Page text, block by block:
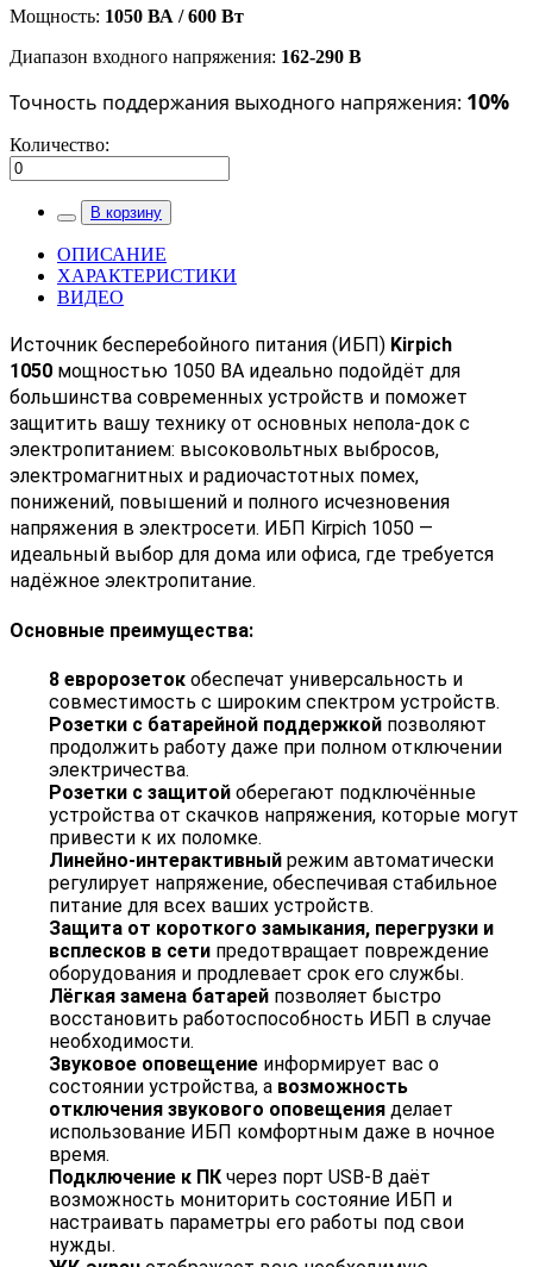
Мощность: 1050 ВА / 600 Вт
Диапазон входного напряжения: 162-290 В
Точность поддержания выходного напряжения: 10%
Количество:
В корзину
ОПИСАНИЕ
ХАРАКТЕРИСТИКИ
ВИДЕО
Источник бесперебойного питания (ИБП) Kirpich
1050 мощностью 1050 ВА идеально подойдёт для
большинства современных устройств и поможет
защитить вашу технику от основных непола-док с
электропитанием: высоковольтных выбросов,
электромагнитных и радиочастотных помех,
понижений, повышений и полного исчезновения
напряжения в электросети. ИБП Kirpich 1050 —
идеальный выбор для дома или офиса, где требуется
надёжное электропитание.
Основные преимущества:
8 евророзеток обеспечат универсальность и
совместимость с широким спектром устройств.
Розетки с батарейной поддержкой позволяют
продолжить работу даже при полном отключении
электричества.
Розетки с защитой оберегают подключённые
устройства от скачков напряжения, которые могут
привести к их поломке.
Линейно-интерактивный режим автоматически
регулирует напряжение, обеспечивая стабильное
питание для всех ваших устройств.
Защита от короткого замыкания, перегрузки и
всплесков в сети предотвращает повреждение
оборудования и продлевает срок его службы.
Лёгкая замена батарей позволяет быстро
восстановить работоспособность ИБП в случае
необходимости.
Звуковое оповещение информирует вас о
состоянии устройства, а возможность
отключения звукового оповещения делает
использование ИБП комфортным даже в ночное
время.
Подключение к ПК через порт USB-B даёт
возможность мониторить состояние ИБП и
настраивать параметры его работы под свои
нужды.